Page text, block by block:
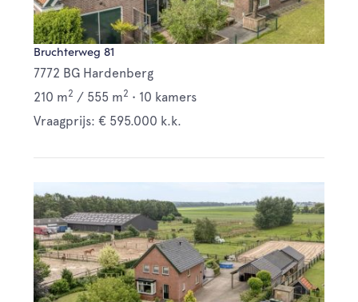
Bruchterweg 81
7772 BG Hardenberg
210 m2 / 555 m2 • 10 kamers
Vraagprijs: € 595.000 k.k.